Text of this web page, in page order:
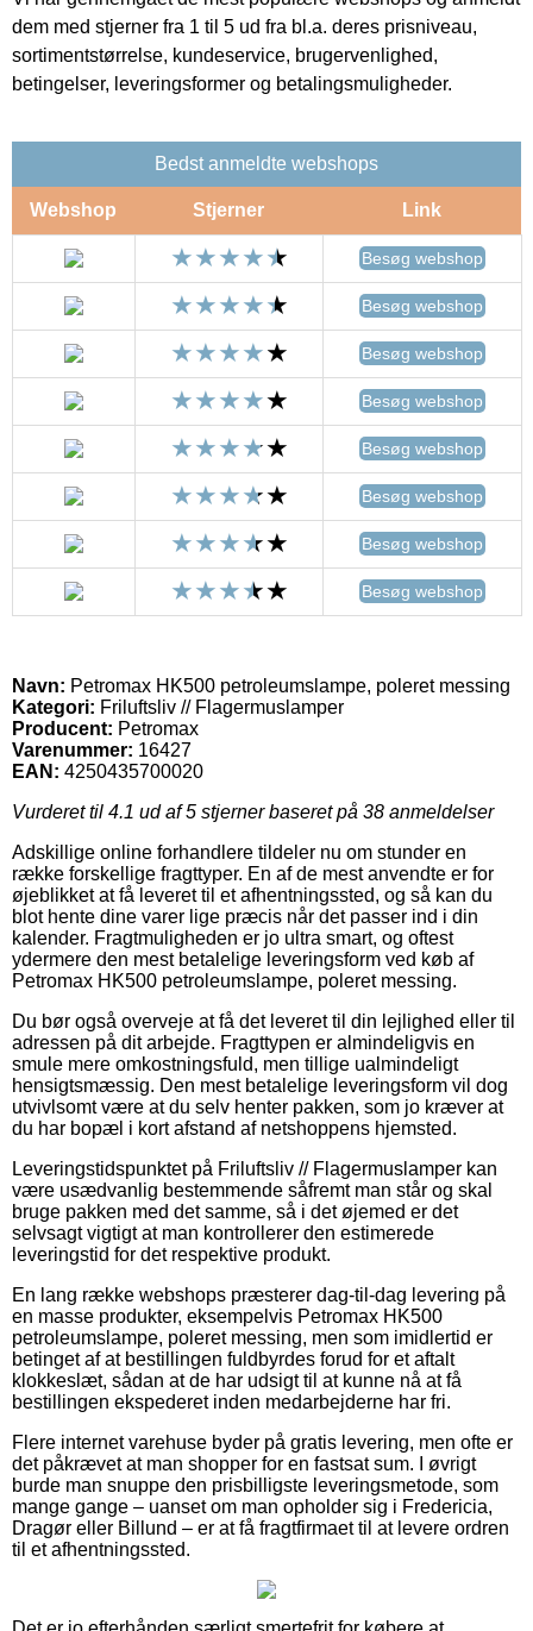
dem med stjerner fra 1 til 5 ud fra bl.a. deres prisniveau,
sortimentstørrelse, kundeservice, brugervenlighed,
betingelser, leveringsformer og betalingsmuligheder.
Bedst anmeldte webshops
Webshop Stjerner Link
Besøg webshop
Besøg webshop
Besøg webshop
Besøg webshop
Besøg webshop
Besøg webshop
Besøg webshop
Besøg webshop
Navn: Petromax HK500 petroleumslampe, poleret messing
Kategori: Friluftsliv // Flagermuslamper
Producent: Petromax
Varenummer: 16427
EAN: 4250435700020
Vurderet til 4.1 ud af 5 stjerner baseret på 38 anmeldelser
Adskillige online forhandlere tildeler nu om stunder en
række forskellige fragttyper. En af de mest anvendte er for
øjeblikket at få leveret til et afhentningssted, og så kan du
blot hente dine varer lige præcis når det passer ind i din
kalender. Fragtmuligheden er jo ultra smart, og oftest
ydermere den mest betalelige leveringsform ved køb af
Petromax HK500 petroleumslampe, poleret messing.
Du bør også overveje at få det leveret til din lejlighed eller til
adressen på dit arbejde. Fragttypen er almindeligvis en
smule mere omkostningsfuld, men tillige ualmindeligt
hensigtsmæssig. Den mest betalelige leveringsform vil dog
utvivlsomt være at du selv henter pakken, som jo kræver at
du har bopæl i kort afstand af netshoppens hjemsted.
Leveringstidspunktet på Friluftsliv // Flagermuslamper kan
være usædvanlig bestemmende såfremt man står og skal
bruge pakken med det samme, så i det øjemed er det
selvsagt vigtigt at man kontrollerer den estimerede
leveringstid for det respektive produkt.
En lang række webshops præsterer dag-til-dag levering på
en masse produkter, eksempelvis Petromax HK500
petroleumslampe, poleret messing, men som imidlertid er
betinget af at bestillingen fuldbyrdes forud for et aftalt
klokkeslæt, sådan at de har udsigt til at kunne nå at få
bestillingen ekspederet inden medarbejderne har fri.
Flere internet varehuse byder på gratis levering, men ofte er
det påkrævet at man shopper for en fastsat sum. I øvrigt
burde man snuppe den prisbilligste leveringsmetode, som
mange gange – uanset om man opholder sig i Fredericia,
Dragør eller Billund – er at få fragtfirmaet til at levere ordren
til et afhentningssted.